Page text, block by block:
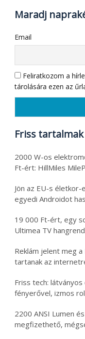
Maradj
Email
Feliratkozom a
tárolására ezen az
Friss tartalmak
2000 W-os
Ft-ért: HillMiles
Jön az EU-s
egyedi Androidot
19 000 Ft-ért, egy
Ultimea TV
Reklám jelent meg
tartanak az
Friss tech:
fényerővel, izmos
2200 ANSI Lumen
megfizethető,